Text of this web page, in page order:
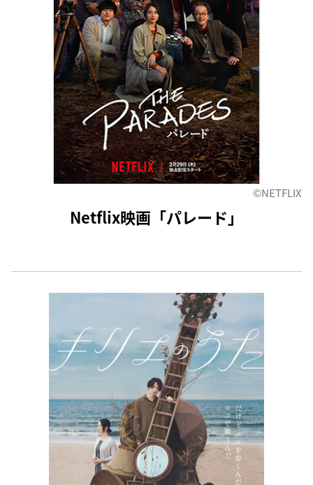
©NETFLIX
Netflix映画「パレード」